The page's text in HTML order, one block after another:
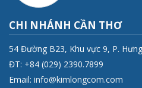
CHI NHÁNH CẦN THƠ
54 Đường B23, Khu vực 9, P.
ĐT: +84 (029) 2390.7899
Email: info@kimlongcom.com